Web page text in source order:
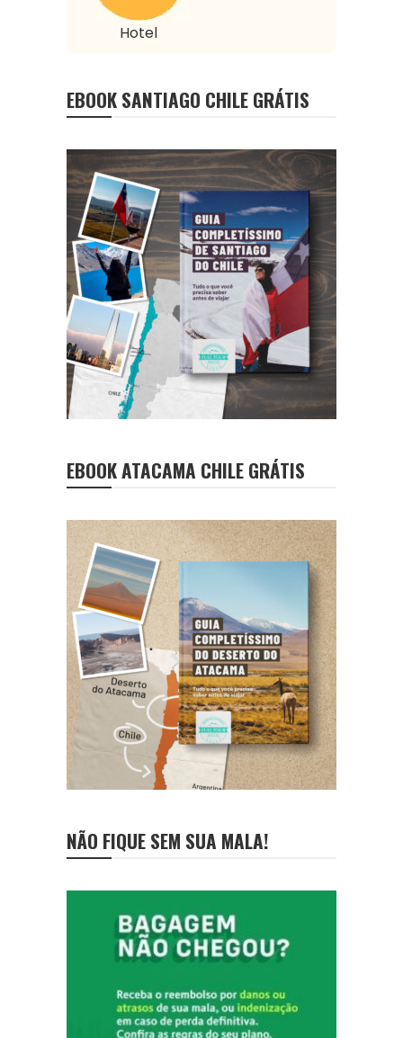
Hotel
EBOOK SANTIAGO CHILE GRÁTIS
EBOOK ATACAMA CHILE GRÁTIS
NÃO FIQUE SEM SUA MALA!